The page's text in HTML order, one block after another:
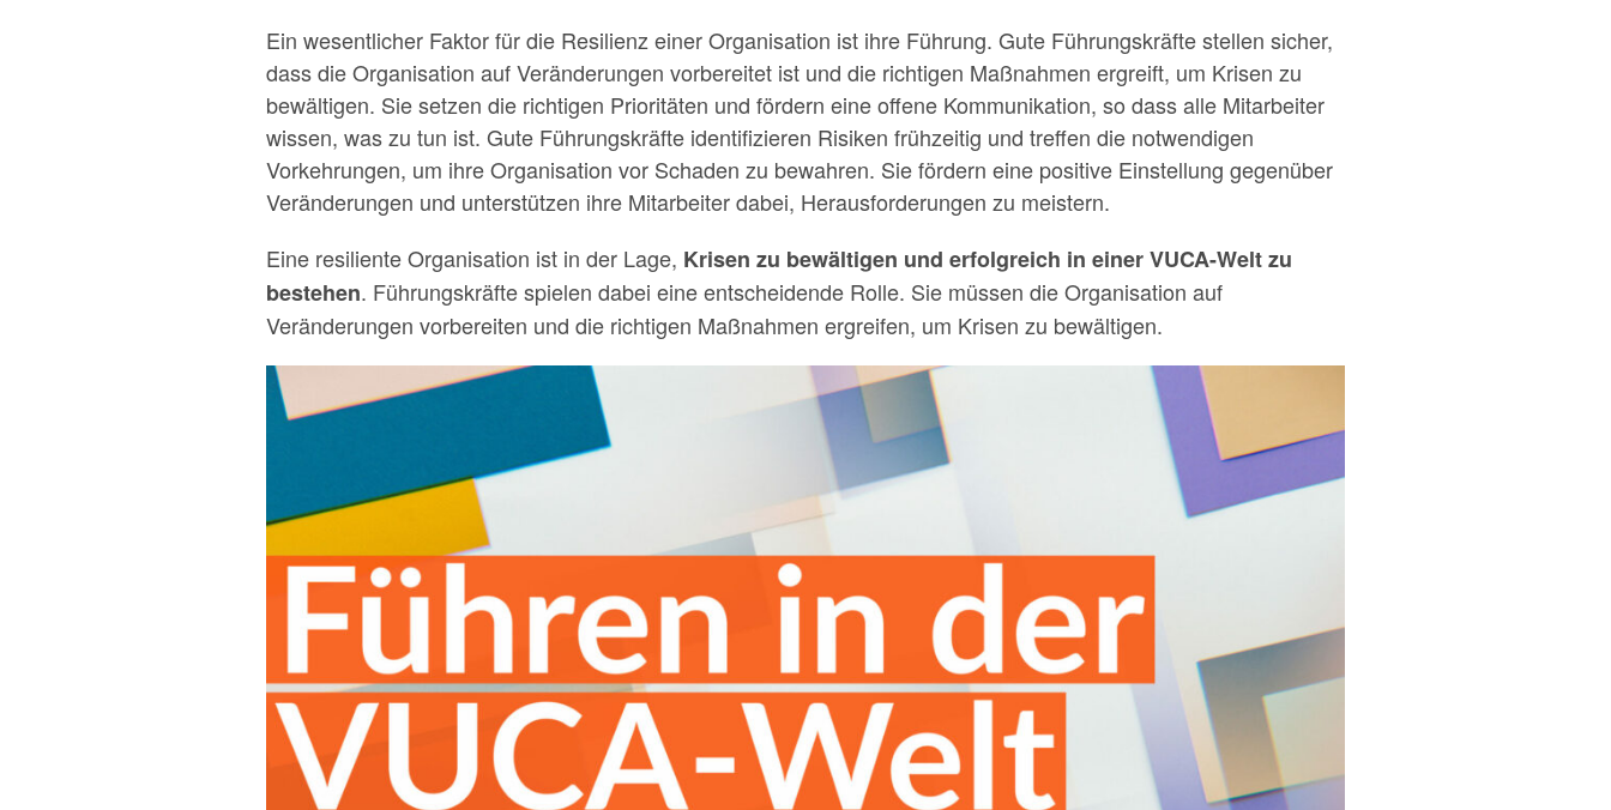
Ein wesentlicher Faktor für die Resilienz einer Organisation ist ihre Führung. Gute Führungskräfte stellen sicher,
dass die Organisation auf Veränderungen vorbereitet ist und die richtigen Maßnahmen ergreift, um Krisen zu
bewältigen. Sie setzen die richtigen Prioritäten und fördern eine offene Kommunikation, so dass alle Mitarbeiter
wissen, was zu tun ist. Gute Führungskräfte identifizieren Risiken frühzeitig und treffen die notwendigen
Vorkehrungen, um ihre Organisation vor Schaden zu bewahren. Sie fördern eine positive Einstellung gegenüber
Veränderungen und unterstützen ihre Mitarbeiter dabei, Herausforderungen zu meistern.
Eine resiliente Organisation ist in der Lage, Krisen zu bewältigen und erfolgreich in einer VUCA-Welt zu
bestehen. Führungskräfte spielen dabei eine entscheidende Rolle. Sie müssen die Organisation auf
Veränderungen vorbereiten und die richtigen Maßnahmen ergreifen, um Krisen zu bewältigen.